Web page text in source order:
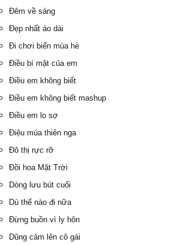
Đêm về sáng
Đẹp nhất áo dài
Đi chơi biển mùa hè
Điều bí mật của em
Điều em không biết
Điều em không biết mashup
Điều em lo sợ
Điệu múa thiên nga
Đô thị rực rỡ
Đồi hoa Mặt Trời
Dòng lưu bút cuối
Dù thế nào đi nữa
Đừng buồn vì ly hôn
Dũng cảm lên cô gái